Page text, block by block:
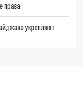
права
укрепляют